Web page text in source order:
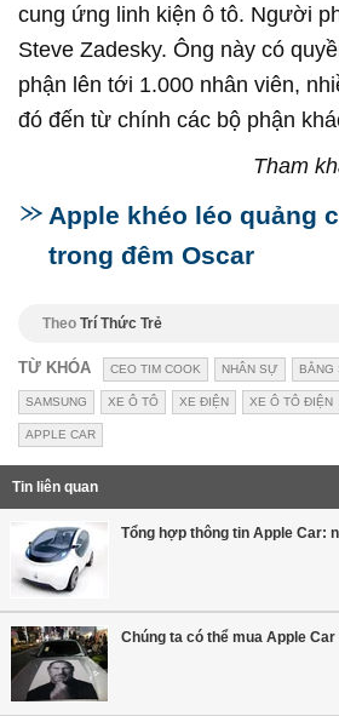
cung ứng linh kiện ô tô. Người
Steve Zadesky. Ông này có
phận lên tới 1.000 nhân viên,
đó đến từ chính các bộ phận
Tham
Apple khéo léo quảng
trong đêm Oscar
Theo Trí Thức Trẻ
TỪ KHÓA CEO TIM COOK NHÂN SỰ BẰNG
SAMSUNG XE Ô TÔ XE ĐIỆN XE Ô TÔ ĐIỆN
APPLE CAR
Tin liên quan
Tổng hợp thông tin Apple Car:
Chúng ta có thể mua Apple